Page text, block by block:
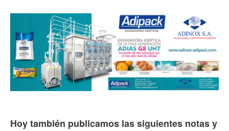
Hoy también publicamos las siguientes notas y